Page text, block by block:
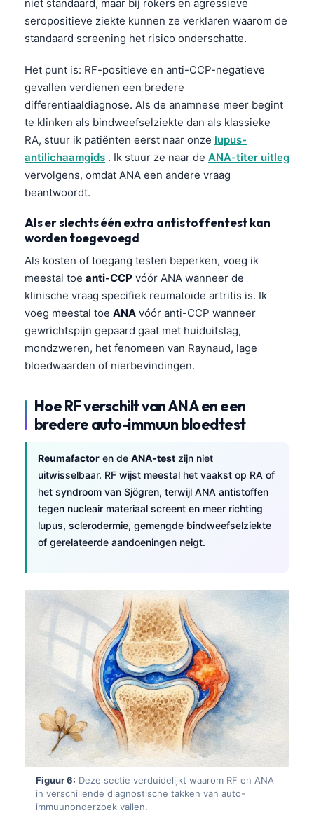
niet standaard, maar bij rokers en agressieve
seropositieve ziekte kunnen ze verklaren waarom de
standaard screening het risico onderschatte.
Het punt is: RF-positieve en anti-CCP-negatieve
gevallen verdienen een bredere
differentiaaldiagnose. Als de anamnese meer begint
te klinken als bindweefselziekte dan als klassieke
RA, stuur ik patiënten eerst naar onze lupus-
antilichaamgids . Ik stuur ze naar de ANA-titer uitleg
vervolgens, omdat ANA een andere vraag
beantwoordt.
Als er slechts één extra antistoffentest kan
worden toegevoegd
Als kosten of toegang testen beperken, voeg ik
meestal toe anti-CCP vóór ANA wanneer de
klinische vraag specifiek reumatoïde artritis is. Ik
voeg meestal toe ANA vóór anti-CCP wanneer
gewrichtspijn gepaard gaat met huiduitslag,
mondzweren, het fenomeen van Raynaud, lage
bloedwaarden of nierbevindingen.
Hoe RF verschilt van ANA en een
bredere auto-immuun bloedtest
Reumafactor en de ANA-test zijn niet
uitwisselbaar. RF wijst meestal het vaakst op RA of
het syndroom van Sjögren, terwijl ANA antistoffen
tegen nucleair materiaal screent en meer richting
lupus, sclerodermie, gemengde bindweefselziekte
of gerelateerde aandoeningen neigt.
Figuur 6: Deze sectie verduidelijkt waarom RF en ANA
in verschillende diagnostische takken van auto-
immuunonderzoek vallen.
Basa Jawa
Cebuano
ئۇيغۇرچە
Кыргызча
Татар теле
Беларуская мова
Frysk
Ślōnskŏ gŏdka